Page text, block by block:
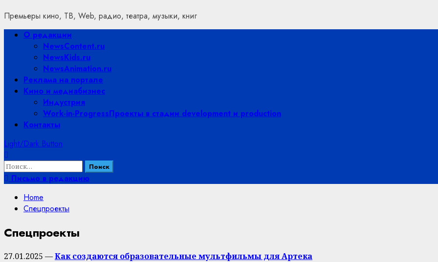
Премьеры кино, ТВ, Web, радио, театра, музыки, книг
PrimaryО редакции
NewsContent.ru
NewsKids.ru
NewsAnimation.ru
Реклама на портале
Кино и медиабизнес
Индустрия
Work-in-ProgressПроекты в стадии development и production
Контакты
Light/Dark Button
Найти:
Письмо в редакцию
Home
Спецпроекты
Спецпроекты
27.01.2025 —Как создаются образовательные мультфильмы для Артека